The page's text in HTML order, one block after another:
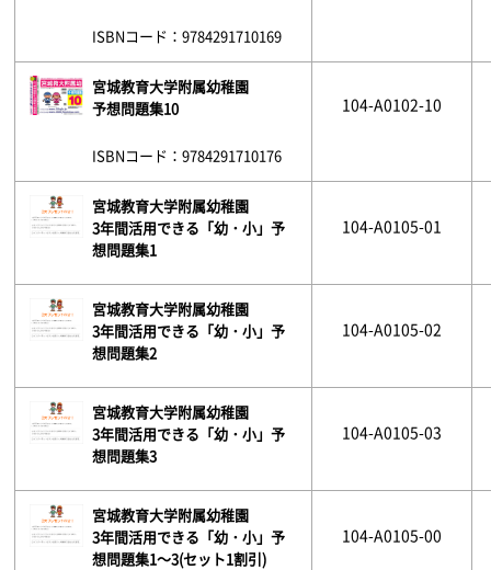
ISBNコード：9784291710169
宮城教育大学附属幼稚園
予想問題集10
ISBNコード：9784291710176
104-A0102-10
宮城教育大学附属幼稚園
3年間活用できる「幼・小」予
想問題集1
104-A0105-01
宮城教育大学附属幼稚園
3年間活用できる「幼・小」予
想問題集2
104-A0105-02
宮城教育大学附属幼稚園
3年間活用できる「幼・小」予
想問題集3
104-A0105-03
宮城教育大学附属幼稚園
3年間活用できる「幼・小」予
想問題集1～3(セット1割引)
104-A0105-00